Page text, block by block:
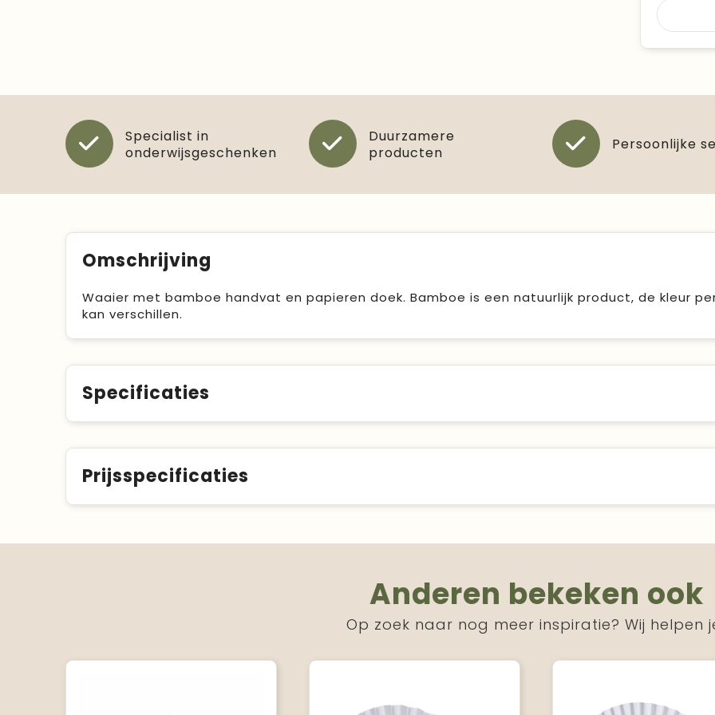
Specialist in
onderwijsgeschenken
Duurzamere
producten
Persoonlijke
Omschrijving
Waaier met bamboe handvat en papieren doek. Bamboe is een natuurlijk product, de kleur
kan verschillen.
Specificaties
Prijsspecificaties
Anderen bekeken ook
Op zoek naar nog meer inspiratie? Wij helpen